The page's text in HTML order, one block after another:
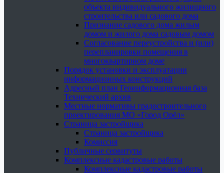
объекта индивидуального жилищного
строительства или садового дома
Признание садового дома жилым
домом и жилого дома садовым домом
Согласование переустройства и (или)
перепланировки помещения в
многоквартирном доме
Порядок установки и эксплуатации
информационных конструкций
Адресный план Геоинформационная база
Технический архив
Местные нормативы градостроительного
проектирования МО «Город Орёл»
Страница застройщика
Страница застройщика
Комиссия
Публичные сервитуты
Комплексные кадастровые работы
Комплексные кадастровые работы